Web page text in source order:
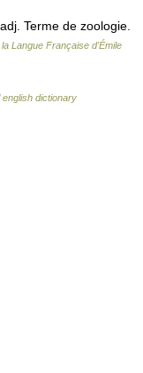
Terme de zoologie.
Langue Française d'Émile
english dictionary